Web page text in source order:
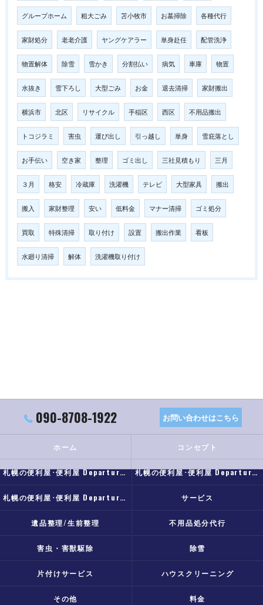
グループホーム 粗大ごみ 苫小牧市 お墓掃除 各種代行
家財処分 老老介護 ヤングケアラー 単身赴任 配管洗浄
物置解体 除雪 雪かき 分割払い 病気 車庫 物置
水抜き 雪下ろし 大型ごみ お金 退去清掃 家財搬出
横浜市 北区 リサイクル 手稲区 西区 不用品搬出
トコジラミ 害虫 運び出し 引っ越し 単身 雪庇落とし
お手伝い 空き家 整理 ゴミ出し 三社見積もり 三月
３月 格安 冷蔵庫 洗濯機 テレビ 大型家具 搬出
搬入 家財整理 安い 低料金 マナー清掃 ゴミ処分
買取 特殊清掃 取り付け 設置 搬出作業 看板
水廻り清掃 解体 洗濯機取り付け
090-8708-1922 お問い合わせはこちら
ホーム コンセプト
札幌の便利屋･便利屋 Departureの口コミ情報 札幌の便利屋･便利屋 Departureの評判
札幌の便利屋･便利屋 Departureのお客様の声 サービス
遺品整理/生前整理 不用品処分代行
害虫・害獣駆除 除雪
片付けサービス ハウスクリーニング
その他 料金